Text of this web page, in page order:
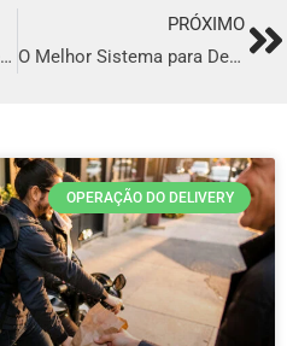
O Melhor Sistema para Delivery em Corumbá
PRÓXIMO
O Melhor Sistema para Delivery em Almirante Tamandaré
OPERAÇÃO DO DELIVERY